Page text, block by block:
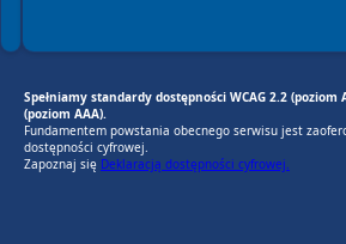
Spełniamy standardy dostępności WCAG 2.2
(poziom AAA).
Fundamentem powstania obecnego serwisu jest
dostępności cyfrowej.
Zapoznaj się Deklaracją dostępności cyfrowej.